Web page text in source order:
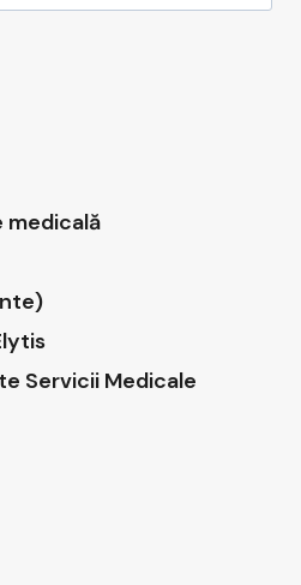
medicală
Servicii Medicale